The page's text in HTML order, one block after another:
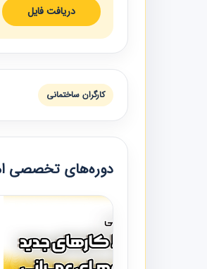
دریافت فایل
کارگران ساختمانی
دوره‌های تخصصی